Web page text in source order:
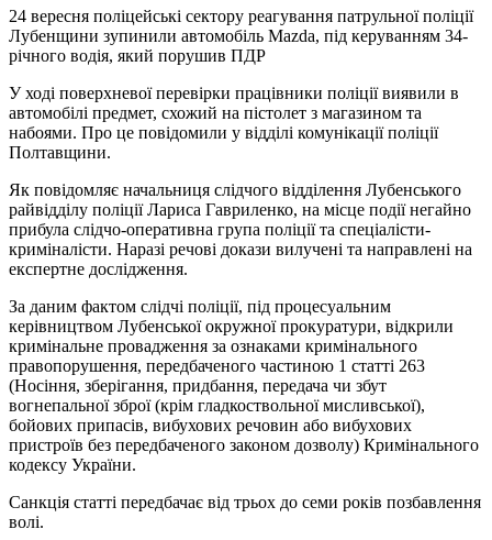
24 вересня поліцейські сектору реагування патрульної поліції
Лубенщини зупинили автомобіль Mazda, під керуванням 34-
річного водія, який порушив ПДР
У ході поверхневої перевірки працівники поліції виявили в
автомобілі предмет, схожий на пістолет з магазином та
набоями. Про це повідомили у відділі комунікації поліції
Полтавщини.
Як повідомляє начальниця слідчого відділення Лубенського
райвідділу поліції Лариса Гавриленко, на місце події негайно
прибула слідчо-оперативна група поліції та спеціалісти-
криміналісти. Наразі речові докази вилучені та направлені на
експертне дослідження.
За даним фактом слідчі поліції, під процесуальним
керівництвом Лубенської окружної прокуратури, відкрили
кримінальне провадження за ознаками кримінального
правопорушення, передбаченого частиною 1 статті 263
(Носіння, зберігання, придбання, передача чи збут
вогнепальної зброї (крім гладкоствольної мисливської),
бойових припасів, вибухових речовин або вибухових
пристроїв без передбаченого законом дозволу) Кримінального
кодексу України.
Санкція статті передбачає від трьох до семи років позбавлення
волі.